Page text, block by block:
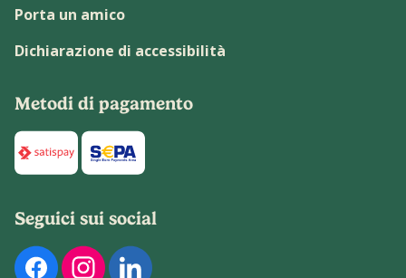
Porta un amico
Dichiarazione di accessibilità
Metodi di pagamento
Di seguito sono elencati i metodi di pagamento
Seguici sui social
Di seguito sono elencati i nostri profili social ufficiali.